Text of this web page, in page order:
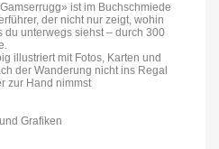
ist im Buchschmiede
der nicht nur zeigt, wohin
du unterwegs siehst – durch 300
illustriert mit Fotos, Karten und
der Wanderung nicht ins Regal
zur Hand nimmst
Grafiken